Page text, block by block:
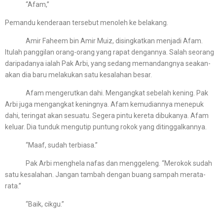
“Afam,”
Pemandu kenderaan tersebut menoleh ke belakang.
Amir Faheem bin Amir Muiz, disingkatkan menjadi Afam.
Itulah panggilan orang-orang yang rapat dengannya. Salah seorang
daripadanya ialah Pak Arbi, yang sedang memandangnya seakan-
akan dia baru melakukan satu kesalahan besar.
Afam mengerutkan dahi. Mengangkat sebelah kening. Pak
Arbi juga mengangkat keningnya. Afam kemudiannya menepuk
dahi, teringat akan sesuatu. Segera pintu kereta dibukanya. Afam
keluar. Dia tunduk mengutip puntung rokok yang ditinggalkannya.
“Maaf, sudah terbiasa.”
Pak Arbi menghela nafas dan menggeleng. “Merokok sudah
satu kesalahan. Jangan tambah dengan buang sampah merata-
rata.”
“Baik, cikgu.”